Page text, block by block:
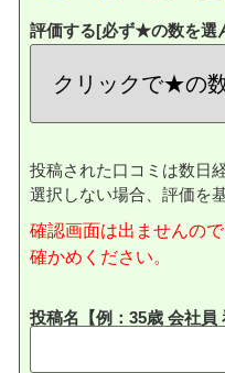
評価する[必ず★の数を選
投稿された口コミは数日
選択しない場合、評価を
確認画面は出ませんの
確かめください。
投稿名【例：35歳 会社員